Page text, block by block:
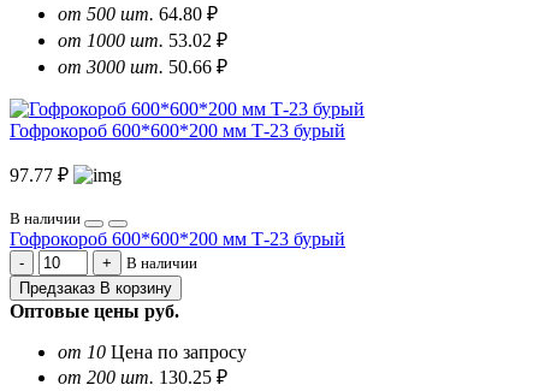
от 500 шт. 64.80 ₽
от 1000 шт. 53.02 ₽
от 3000 шт. 50.66 ₽
Гофрокороб 600*600*200 мм Т-23 бурый
97.77 ₽
В наличии
Гофрокороб 600*600*200 мм Т-23 бурый
В наличии
Предзаказ В корзину
Оптовые цены руб.
от 10 Цена по запросу
от 200 шт. 130.25 ₽